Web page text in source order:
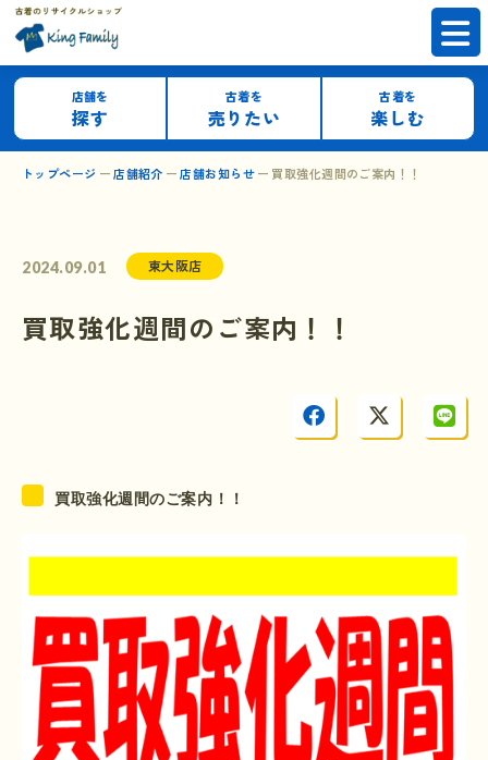
店舗を
探す
古着を
売りたい
古着を
楽しむ
トップページ 店舗紹介 店舗お知らせ 買取強化週間のご案内！！
2024.09.01 東大阪店
買取強化週間のご案内！！
買取強化週間のご案内！！